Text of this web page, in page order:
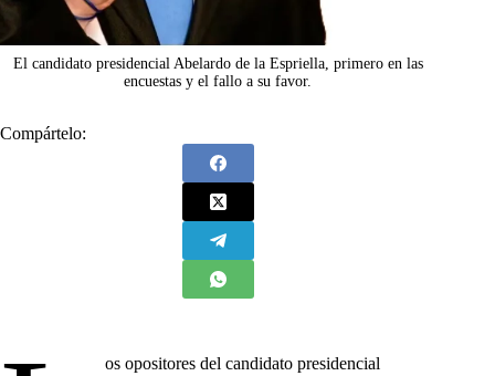
El candidato presidencial Abelardo de la Espriella, primero en las
encuestas y el fallo a su favor.
Compártelo:
os opositores del candidato presidencial